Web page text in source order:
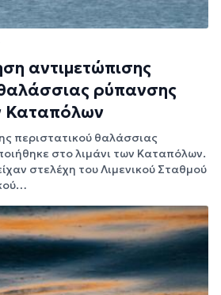
αντιμετώπισης
ρύπανσης
Καταπόλων
περιστατικού θαλάσσιας
στο λιμάνι των Καταπόλων.
στελέχη του Λιμενικού Σταθμού